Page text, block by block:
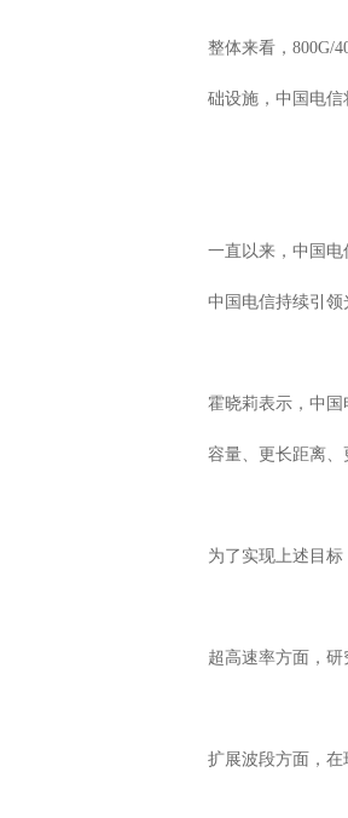
整体来看，800G/
础设施，中国电信
一直以来，中国电
中国电信持续引领
霍晓莉表示，中
容量、更长距离、
为了实现上述目
超高速率方面，
扩展波段方面，在